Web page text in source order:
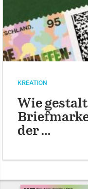
KREATION
Wie
der …